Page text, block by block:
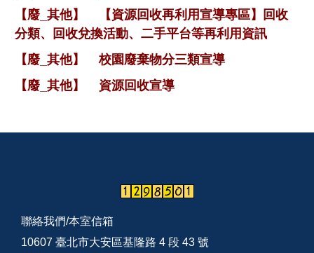
【廢_其他】
【資源回收再利用宣導專區】回收
分類、回收兌換活動、二手平台等再利用資訊
【廢_其他】
校園廢棄物分三類宣導
【廢_其他】
資源回收宣導
聯絡我們/本室信箱
10607 臺北市大安區基隆路 4 段 43 號